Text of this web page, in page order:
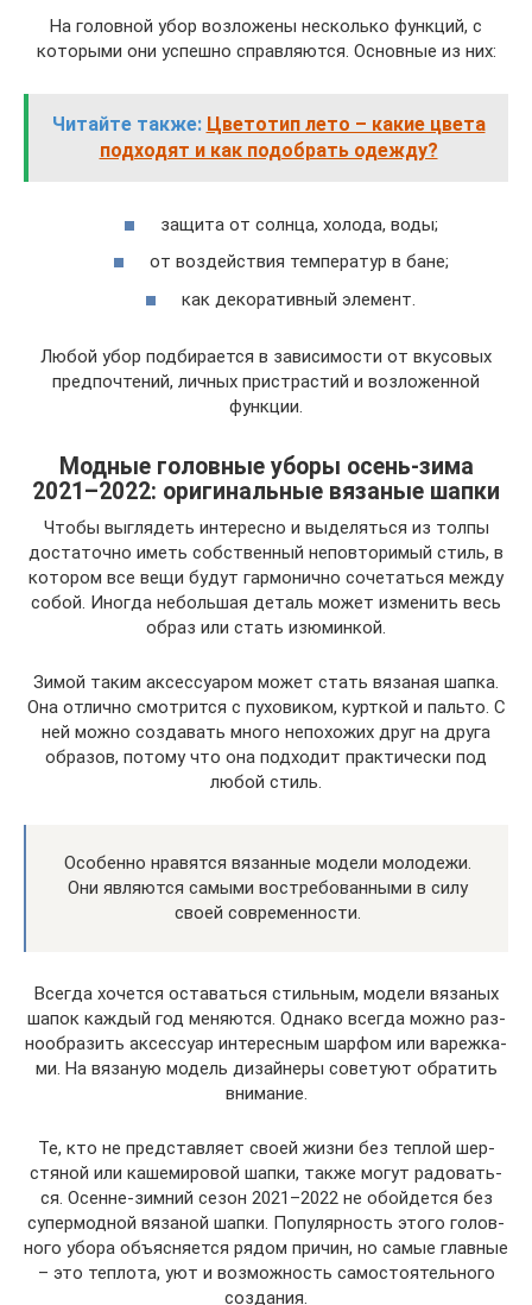
На головной убор возложены несколько функций, с
которыми они успешно справляются. Основные из них:
Читайте также: Цветотип лето – какие цвета
подходят и как подобрать одежду?
защита от солнца, холода, воды;
от воздействия температур в бане;
как декоративный элемент.
Любой убор подбирается в зависимости от вкусовых
предпочтений, личных пристрастий и возложенной
функции.
Модные головные уборы осень-зима
2021–2022: оригинальные вязаные шапки
Что­бы выгля­деть инте­рес­но и выде­лять­ся из тол­пы
доста­точ­но иметь соб­ствен­ный непо­вто­ри­мый стиль, в
кото­ром все вещи будут гар­мо­нич­но соче­тать­ся меж­ду
собой. Ино­гда неболь­шая деталь может изме­нить весь
образ или стать изюминкой.
Зимой таким аксес­су­а­ром может стать вяза­ная шап­ка.
Она отлич­но смот­рит­ся с пухо­ви­ком, курт­кой и паль­то. С
ней мож­но созда­вать мно­го непо­хо­жих друг на дру­га
обра­зов, пото­му что она под­хо­дит прак­ти­че­ски под
любой стиль.
Осо­бен­но нра­вят­ся вязан­ные моде­ли моло­де­жи.
Они явля­ют­ся самы­ми вос­тре­бо­ван­ны­ми в силу
сво­ей современности.
Все­гда хочет­ся оста­вать­ся стиль­ным, моде­ли вяза­ных
шапок каж­дый год меня­ют­ся. Одна­ко все­гда мож­но раз­
но­об­ра­зить аксес­су­ар инте­рес­ным шар­фом или вареж­ка­
ми. На вяза­ную модель дизай­не­ры сове­ту­ют обра­тить
внимание.
Те, кто не пред­став­ля­ет сво­ей жиз­ни без теп­лой шер­
стя­ной или каше­ми­ро­вой шап­ки, так­же могут радо­вать­
ся. Осенне-зим­ний сезон 2021–2022 не обой­дет­ся без
супер­мод­ной вяза­ной шап­ки. Попу­ляр­ность это­го голов­
но­го убо­ра объ­яс­ня­ет­ся рядом при­чин, но самые глав­ные
– это теп­ло­та, уют и воз­мож­ность само­сто­я­тель­но­го
создания.